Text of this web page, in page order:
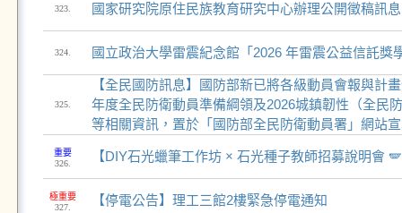
323. 國家研究院原住民族教育研究中心辦理公開徵稿訊息
324. 國立政治大學雷震紀念館「2026 年雷震公益信託獎
325.
【全民國防訊息】國防部新已將各級動員會報與計
年度全民防衛動員準備綱領及2026城鎮韌性（全民
等相關資訊，置於「國防部全民防衛動員署」網站
重要
326.
【DIY石光蠟筆工作坊 × 石光種子教師招募說明會
極重要
327.
【停電公告】理工三館2樓緊急停電通知